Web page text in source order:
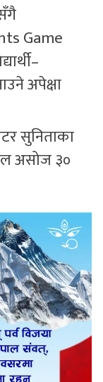
Game
अपेक्षा
सुनिताका
असोज ३०